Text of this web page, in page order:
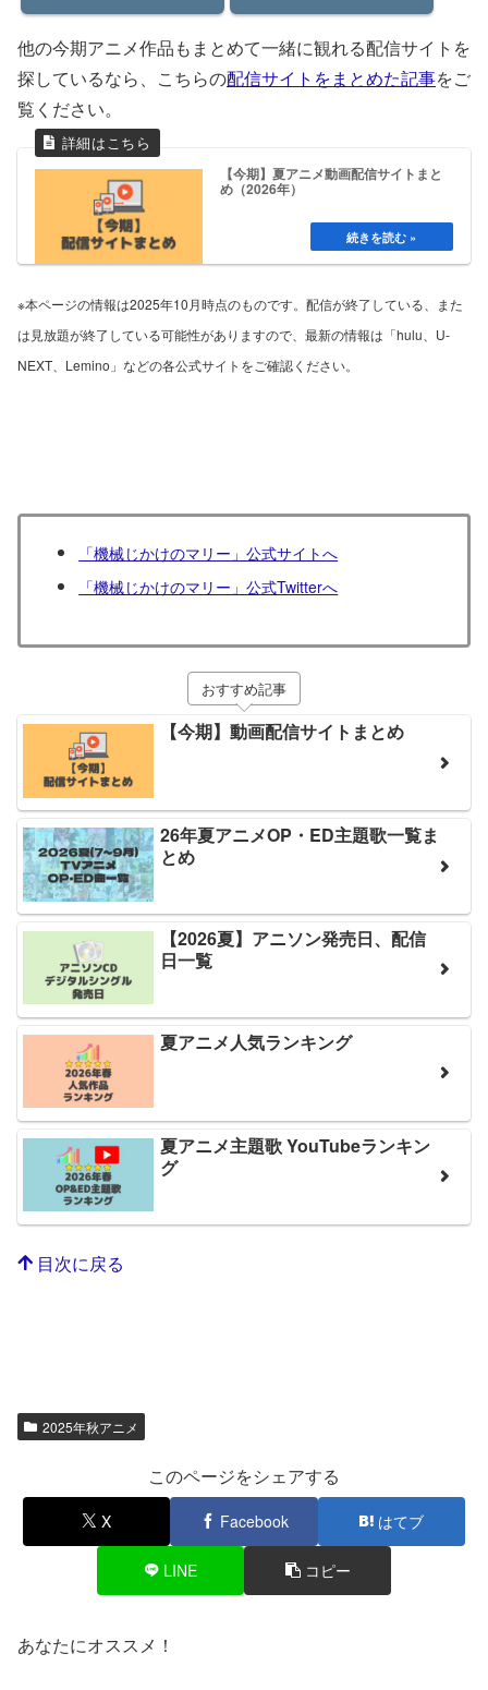
他の今期アニメ作品もまとめて一緒に観れる配信サイトを
探しているなら、こちらの配信サイトをまとめた記事をご
覧ください。
【今期】夏アニメ動画配信サイトまと
め（2026年）
※本ページの情報は2025年10月時点のものです。配信が終了している、また
は見放題が終了している可能性がありますので、最新の情報は「hulu、U-
NEXT、Lemino」などの各公式サイトをご確認ください。
「機械じかけのマリー」公式サイトへ
「機械じかけのマリー」公式Twitterへ
おすすめ記事
【今期】動画配信サイトまとめ
26年夏アニメOP・ED主題歌一覧ま
とめ
【2026夏】アニソン発売日、配信
日一覧
夏アニメ人気ランキング
夏アニメ主題歌 YouTubeランキン
グ
目次に戻る
2025年秋アニメ
このページをシェアする
X Facebook はてブ
LINE コピー
あなたにオススメ！